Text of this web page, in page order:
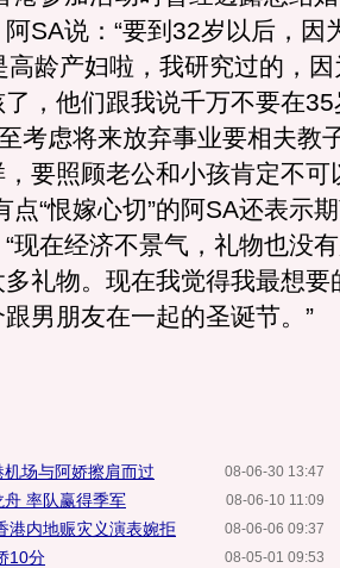
SA说：“要到32岁以后，因
高龄产妇啦，我研究过的，
，他们跟我说千万不要在
考虑将来放弃事业要相夫教
要照顾老公和小孩肯定不可
点“恨嫁心切”的阿SA还表示
“现在经济不景气，礼物也
礼物。现在我觉得我最想要
男朋友在一起的圣诞节。”
08-06-30 13:47
场与阿娇擦肩而过
08-06-10 11:09
率队赢得季军
08-06-06 09:37
港内地赈灾义演表婉拒
08-05-01 09:53
10分